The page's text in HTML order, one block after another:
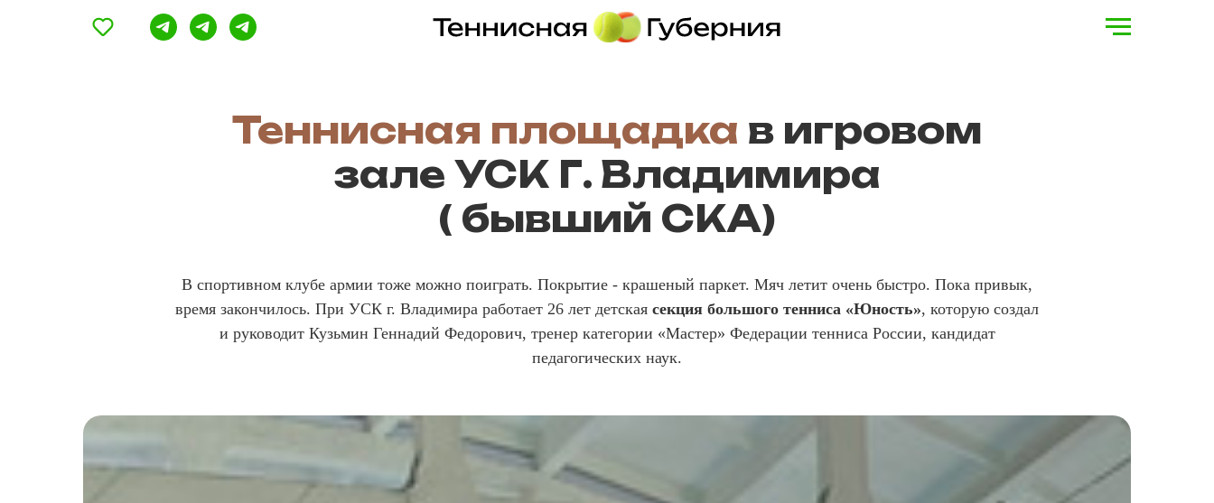
Теннисная площадка в игровом
зале УСК Г. Владимира
( бывший СКА)
В спортивном клубе армии тоже можно поиграть. Покрытие - крашеный паркет. Мяч летит очень быстро. Пока привык,
время закончилось. При УСК г. Владимира работает 26 лет детская секция большого тенниса «Юность», которую создал
и руководит Кузьмин Геннадий Федорович, тренер категории «Мастер» Федерации тенниса России, кандидат
педагогических наук.